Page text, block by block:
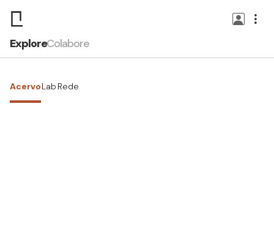
ExploreColabore
AcervoLab Rede